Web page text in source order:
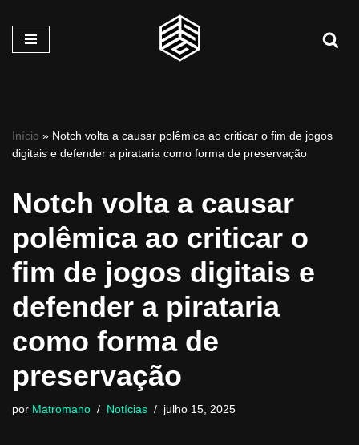
Pular
Início » Notch volta a causar polêmica ao criticar o fim de jogos
digitais e defender a pirataria como forma de preservação
Notch volta a causar
polêmica ao criticar o
fim de jogos digitais e
defender a pirataria
como forma de
preservação
por Matromano Notícias julho 15, 2025